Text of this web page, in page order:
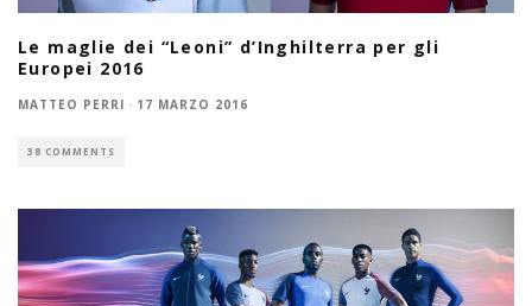
Le maglie dei “Leoni” d’Inghilterra per gli
Europei 2016
MATTEO PERRI · 17 MARZO 2016
38 COMMENTS